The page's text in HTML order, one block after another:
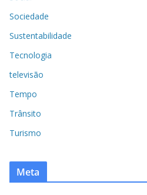
Sociedade
Sustentabilidade
Tecnologia
televisão
Tempo
Trânsito
Turismo
Meta